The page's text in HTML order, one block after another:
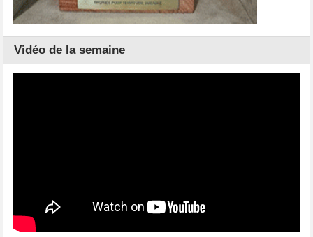
Vidéo de la semaine